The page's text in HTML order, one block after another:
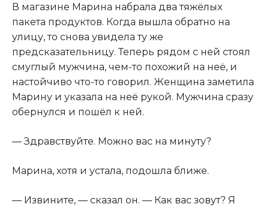
В магазине Марина набрала два тяжёлых
пакета продуктов. Когда вышла обратно на
улицу, то снова увидела ту же
предсказательницу. Теперь рядом с ней стоял
смуглый мужчина, чем-то похожий на неё, и
настойчиво что-то говорил. Женщина заметила
Марину и указала на неё рукой. Мужчина сразу
обернулся и пошёл к ней.
— Здравствуйте. Можно вас на минуту?
Марина, хотя и устала, подошла ближе.
— Извините, — сказал он. — Как вас зовут? Я